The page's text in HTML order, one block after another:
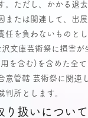
。ただし、かかる退
または関連して、出
任を負わないものとし
文庫芸術祭に損害
を含む)を含めた全
意管轄 芸術祭に関連
判所とします。
り扱いについて